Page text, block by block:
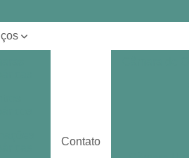
Contato